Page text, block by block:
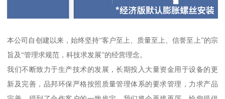
本公司自创建以来，始终坚持“客户至上、质量至上、信誉至上”的宗
旨及“管理求规范，科技求发展”的经营理念。
我们不断致力于生产技术的发展，长期投入大量资金用于设备的更
新及完善，品邦环保严格按照质量管理体系的要求管理，力求产品